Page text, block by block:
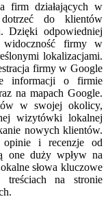
firm działających w
do klientów
Dzięki odpowiedniej
widoczność firmy w
lokalizacjami.
firmy w Google
informacji o firmie
na mapach Google.
w swojej okolicy,
wizytówki lokalnej
nowych klientów.
opinie i recenzje od
one duży wpływ na
słowa kluczowe
na stronie